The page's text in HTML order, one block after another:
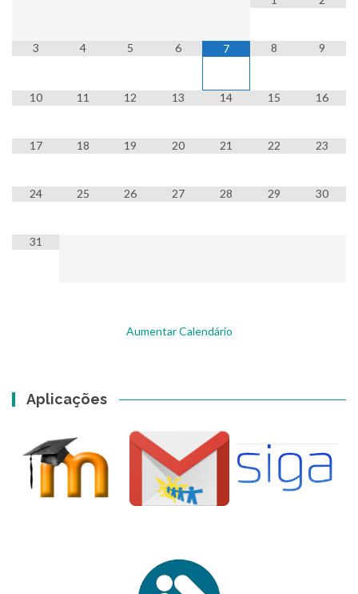
3 4 5 6 7 8 9
10 11 12 13 14 15 16
17 18 19 20 21 22 23
24 25 26 27 28 29 30
31
Aumentar Calendário
Aplicações